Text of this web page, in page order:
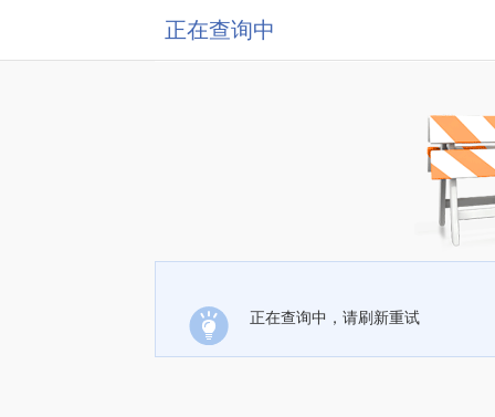
正在查询中
正在查询中，请刷新重试